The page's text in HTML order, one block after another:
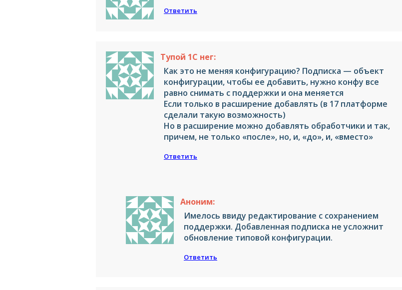
Ответить
Тупой 1С нег:
Как это не меняя конфигурацию? Подписка — объект
конфигурации, чтобы ее добавить, нужно конфу все
равно снимать с поддержки и она меняется
Если только в расширение добавлять (в 17 платформе
сделали такую возможность)
Но в расширение можно добавлять обработчики и так,
причем, не только «после», но, и, «до», и, «вместо»
Ответить
Аноним:
Имелось ввиду редактирование с сохранением
поддержки. Добавленная подписка не усложнит
обновление типовой конфигурации.
Ответить